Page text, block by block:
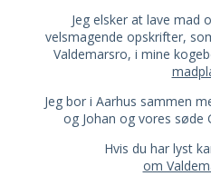
Jeg elsker at lave mad
velsmagende opskrifter,
Valdemarsro, i mine
Jeg bor i Aarhus sammen
og Johan og vores søde
Hvis du har lyst
om